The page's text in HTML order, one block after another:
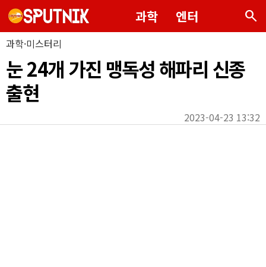
과학 엔터 search
과학·미스터리
눈 24개 가진 맹독성 해파리 신종
출현
2023-04-23 13:32